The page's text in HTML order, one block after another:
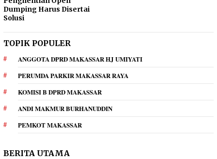
Dumping Harus Disertai
Solusi
TOPIK POPULER
ANGGOTA DPRD MAKASSAR HJ UMIYATI
PERUMDA PARKIR MAKASSAR RAYA
KOMISI B DPRD MAKASSAR
ANDI MAKMUR BURHANUDDIN
PEMKOT MAKASSAR
BERITA UTAMA